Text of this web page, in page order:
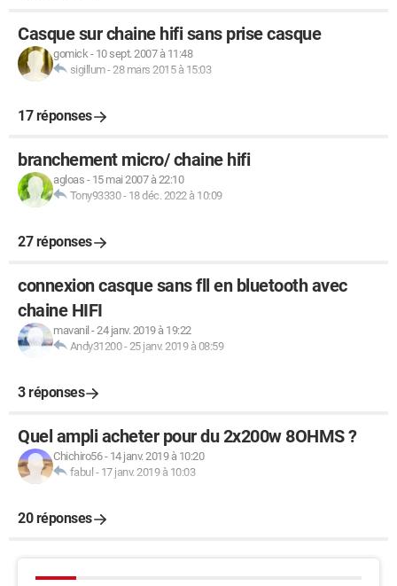
Casque sur chaine hifi sans prise casque
gomick- 10 sept. 2007 à 11:48
sigillum-28 mars 2015 à 15:03
17 réponses
branchement micro/ chaine hifi
agloas - 15 mai 2007 à 22:10
Tony93330- 18 déc. 2022 à 10:09
27 réponses
connexion casque sans fll en bluetooth avec
chaine HIFI
mavanil -24 janv. 2019 à 19:22
Andy31200-25 janv. 2019 à 08:59
3 réponses
Quel ampli acheter pour du 2x200w 8OHMS ?
Chichiro56- 14 janv. 2019 à 10:20
fabul - 17 janv. 2019 à 10:03
20 réponses